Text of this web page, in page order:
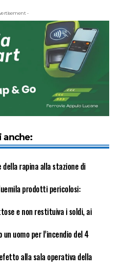
-
anche:
rapina alla stazione di
prodotti pericolosi:
e non restituiva i soldi, ai
uomo per l’incendio del 4
alla sala operativa della